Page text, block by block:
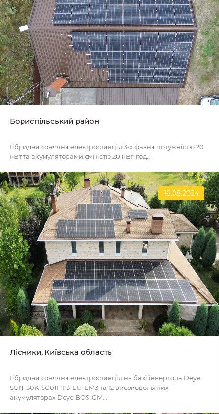
Бориспільський район
Гібридна сонячна електростанція 3-х фазна потужністю 20
кВт та акумуляторами ємністю 20 кВт-год..
16.08.2024
Лісники, Київська область
Гібридна сонячна електростанція на базі інвертора Deye
SUN-30K-SG01HP3-EU-BM3 та 12 високовольтних
акумуляторах Deye BOS-GM...